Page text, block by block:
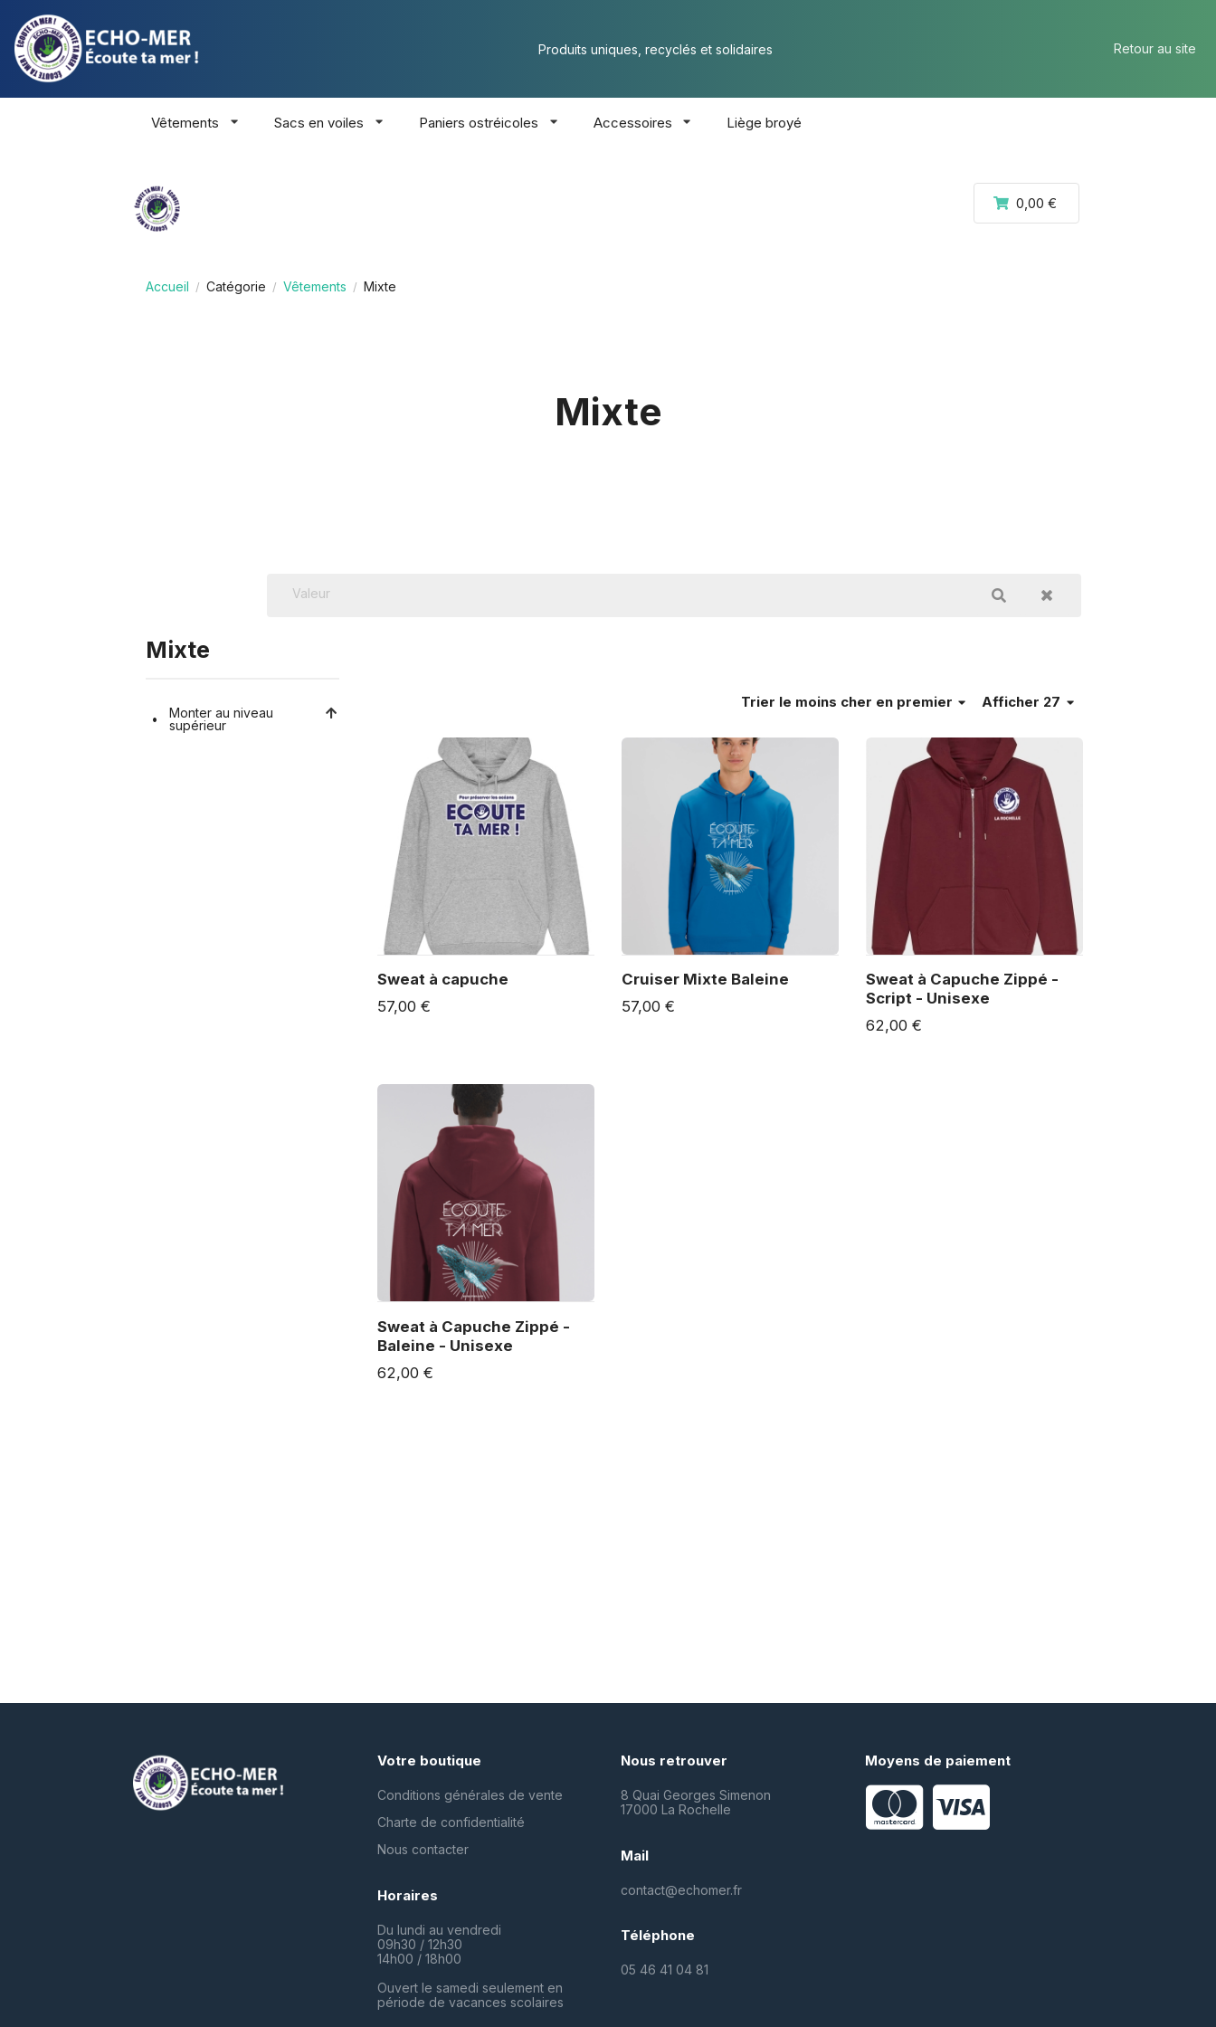
Produits uniques, recyclés et solidaires Retour au site
Vêtements Sacs en voiles Paniers ostréicoles Accessoires Liège broyé
0,00 €
Accueil / Catégorie / Vêtements / Mixte
Mixte
Mixte
Monter au niveau
supérieur
Afficher 27
Trier le moins cher en premier
Sweat à capuche
57,00 €
Cruiser Mixte Baleine
57,00 €
Sweat à Capuche Zippé -
Script - Unisexe
62,00 €
Sweat à Capuche Zippé -
Baleine - Unisexe
62,00 €
Votre boutique
Conditions générales de vente
Charte de confidentialité
Nous contacter
Horaires
Du lundi au vendredi
09h30 / 12h30
14h00 / 18h00
Ouvert le samedi seulement en
période de vacances scolaires
Nous retrouver
8 Quai Georges Simenon
17000 La Rochelle
Mail
contact@echomer.fr
Téléphone
05 46 41 04 81
Moyens de paiement